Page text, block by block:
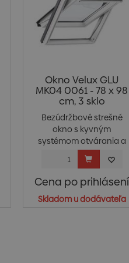
Okno Velux GLU
MK04 0061 - 78 x 98
cm, 3 sklo
Bezúdržbové strešné
okno s kyvným
systémom otvárania a
ovlád...
Cena po prihlásení
Skladom u dodávateľa